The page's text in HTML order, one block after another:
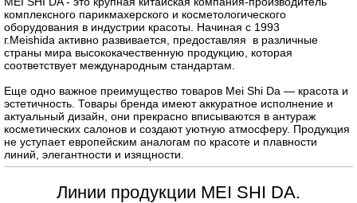
комплексного парикмахерского и косметологического
оборудования в индустрии красоты. Начиная с 1993
г.Meishida активно развивается, предоставляя в различные
страны мира высококачественную продукцию, которая
соответствует международным стандартам.
Еще одно важное преимущество товаров Mei Shi Da — красота и
эстетичность. Товары бренда имеют аккуратное исполнение и
актуальный дизайн, они прекрасно вписываются в антураж
косметических салонов и создают уютную атмосферу. Продукция
не уступает европейским аналогам по красоте и плавности
линий, элегантности и изящности.
Линии продукции MEI SHI DA.